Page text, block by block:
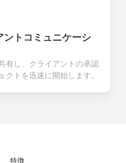
ントコミュニケーシ
有し、クライアントの承認
クトを迅速に開始します。
特徴